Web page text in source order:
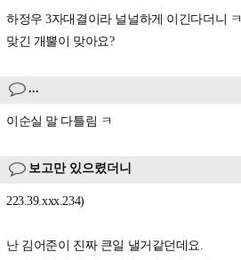
하정우 3자대결이라 널널하게 이긴다더니 ㅋ
맞긴 개뿔이 맞아요?
...
이순실 말 다틀림 ㅋ
보고만 있으렸더니
223.39.xxx.234)
난 김어준이 진짜 큰일 낼거같던데요.